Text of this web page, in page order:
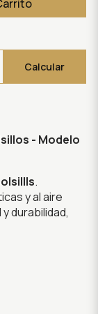
Calcular
- Modelo
.
y al aire
durabilidad,